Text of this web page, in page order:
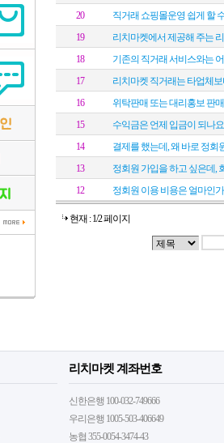
20
직거래 쇼핑몰운영 쉽게 할
19
리치마켓에서 제공해 주는
18
기존의 직거래 서비스와는
17
리치마켓 직거래는 타업체
16
위탁판매 또는 대리홍보 판
15
수익금은 언제 입금이 되나
14
결제를 했는데, 왜 바로 정회
13
정회원 가입을 하고 싶은데,
12
정회원 이용 비용은 얼마인
현재 : 1/2 페이지
리치마켓 계좌번호
신한은행 100-032-749666
우리은행 1005-503-406649
농협 355-0054-3474-43